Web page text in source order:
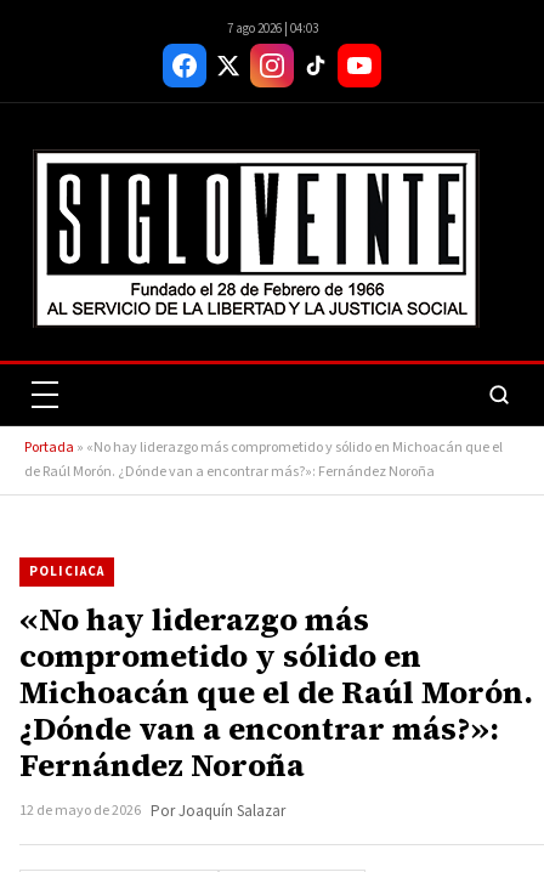
7 ago 2026 | 04:03
Portada » «No hay liderazgo más comprometido y sólido en Michoacán que el
de Raúl Morón. ¿Dónde van a encontrar más?»: Fernández Noroña
POLICIACA
«No hay liderazgo más
comprometido y sólido en
Michoacán que el de Raúl Morón.
¿Dónde van a encontrar más?»:
Fernández Noroña
12 de mayo de 2026 Por Joaquín Salazar